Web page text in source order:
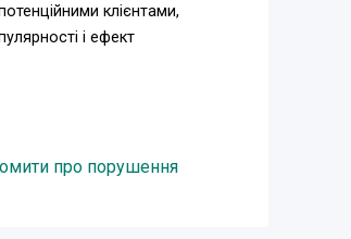
клієнтами,
і ефект
про порушення